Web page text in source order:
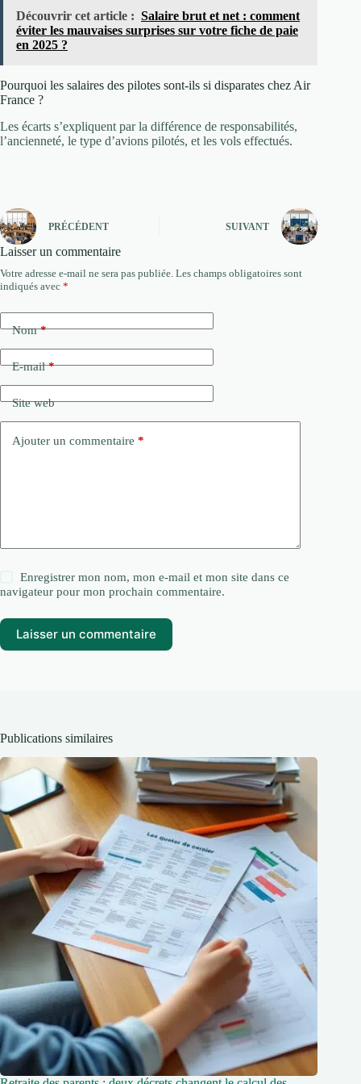
Découvrir cet article : Salaire brut et net : comment
éviter les mauvaises surprises sur votre fiche de paie
en 2025 ?
Pourquoi les salaires des pilotes sont-ils si disparates chez Air
France ?
Les écarts s’expliquent par la différence de responsabilités,
l’ancienneté, le type d’avions pilotés, et les vols effectués.
PRÉCÉDENT SUIVANT
Laisser un commentaire
Votre adresse e-mail ne sera pas publiée. Les champs obligatoires sont
indiqués avec *
Nom*
E-mail*
Site web
Ajouter un commentaire *
Enregistrer mon nom, mon e-mail et mon site dans ce
navigateur pour mon prochain commentaire.
Laisser un commentaire
Publications similaires